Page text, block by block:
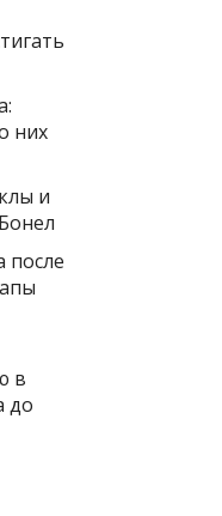
них
и
после
в
до